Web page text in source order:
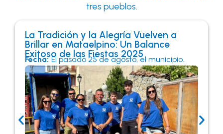
tres pueblos.
La Tradición y la Alegría Vuelven a
Brillar en Mataelpino: Un Balance
Exitoso de las Fiestas 2025
Fecha: El pasado 25 de agosto, el municipio..